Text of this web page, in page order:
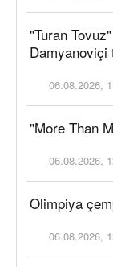
"Turan
Damyanoviçi
06.08.2026,
"More Than
06.08.2026,
Olimpiya
06.08.2026,